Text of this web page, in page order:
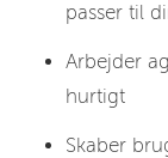
passer til
Arbejder
hurtigt
Skaber